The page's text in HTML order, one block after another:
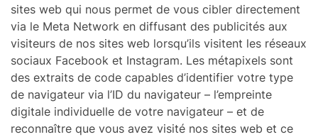
sites web qui nous permet de vous cibler directement
via le Meta Network en diffusant des publicités aux
visiteurs de nos sites web lorsqu’ils visitent les réseaux
sociaux Facebook et Instagram. Les métapixels sont
des extraits de code capables d’identifier votre type
de navigateur via l’ID du navigateur – l’empreinte
digitale individuelle de votre navigateur – et de
reconnaître que vous avez visité nos sites web et ce